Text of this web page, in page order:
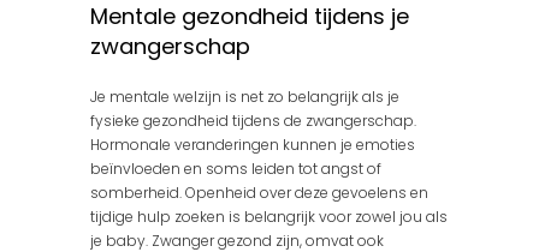
Mentale gezondheid tijdens je
zwangerschap
Je mentale welzijn is net zo belangrijk als je
fysieke gezondheid tijdens de zwangerschap.
Hormonale veranderingen kunnen je emoties
beïnvloeden en soms leiden tot angst of
somberheid. Openheid over deze gevoelens en
tijdige hulp zoeken is belangrijk voor zowel jou als
je baby. Zwanger gezond zijn, omvat ook